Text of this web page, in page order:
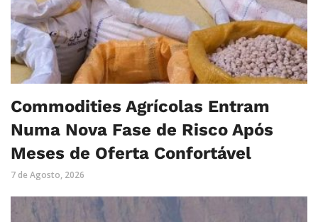
Commodities Agrícolas Entram
Numa Nova Fase de Risco Após
Meses de Oferta Confortável
7 de Agosto, 2026